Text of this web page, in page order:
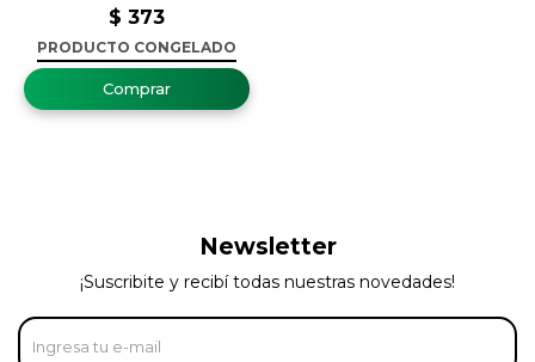
$ 373
PRODUCTO CONGELADO
Newsletter
¡Suscribite y recibí todas nuestras novedades!